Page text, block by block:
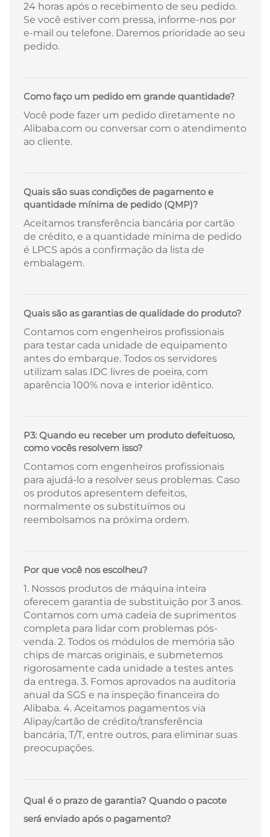
24 horas após o recebimento de seu pedido.
Se você estiver com pressa, informe-nos por
e-mail ou telefone. Daremos prioridade ao seu
pedido.
Como faço um pedido em grande quantidade?
Você pode fazer um pedido diretamente no
Alibaba.com ou conversar com o atendimento
ao cliente.
Quais são suas condições de pagamento e
quantidade mínima de pedido (QMP)?
Aceitamos transferência bancária por cartão
de crédito, e a quantidade mínima de pedido
é LPCS após a confirmação da lista de
embalagem.
Quais são as garantias de qualidade do produto?
Contamos com engenheiros profissionais
para testar cada unidade de equipamento
antes do embarque. Todos os servidores
utilizam salas IDC livres de poeira, com
aparência 100% nova e interior idêntico.
P3: Quando eu receber um produto defeituoso,
como vocês resolvem isso?
Contamos com engenheiros profissionais
para ajudá-lo a resolver seus problemas. Caso
os produtos apresentem defeitos,
normalmente os substituímos ou
reembolsamos na próxima ordem.
Por que você nos escolheu?
1. Nossos produtos de máquina inteira
oferecem garantia de substituição por 3 anos.
Contamos com uma cadeia de suprimentos
completa para lidar com problemas pós-
venda. 2. Todos os módulos de memória são
chips de marcas originais, e submetemos
rigorosamente cada unidade a testes antes
da entrega. 3. Fomos aprovados na auditoria
anual da SGS e na inspeção financeira do
Alibaba. 4. Aceitamos pagamentos via
Alipay/cartão de crédito/transferência
bancária, T/T, entre outros, para eliminar suas
preocupações.
Qual é o prazo de garantia? Quando o pacote
será enviado após o pagamento?